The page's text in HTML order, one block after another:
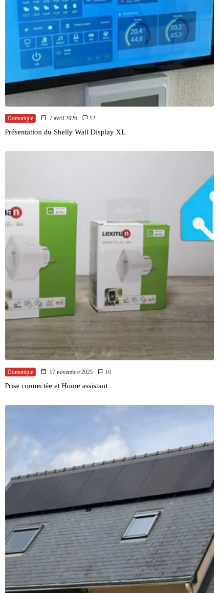
Domotique 7 avril 2026 12
Présentation du Shelly Wall Display XL
Domotique 17 novembre 2025 10
Prise connectée et Home assistant